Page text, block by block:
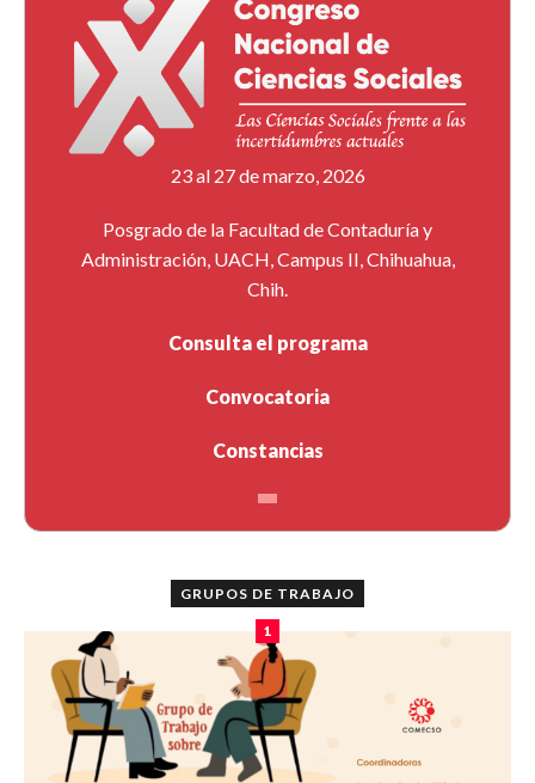
23 al 27 de marzo, 2026
Posgrado de la Facultad de Contaduría y
Administración, UACH, Campus II, Chihuahua,
Chih.
Consulta el programa
Convocatoria
Constancias
GRUPOS DE TRABAJO
1